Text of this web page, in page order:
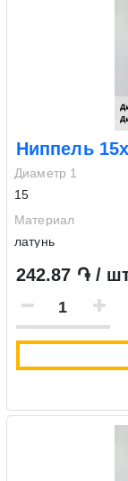
Ниппель
Диаметр 1
15
Материал
латунь
242.87 ֏ /